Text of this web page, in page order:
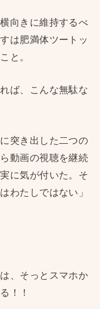
向きに維持するべ
は肥満体ツートッ
と。
ば、こんな無駄な
突き出した二つの
動画の視聴を継続
に気が付いた。そ
わたしではない」
、そっとスマホか
！！